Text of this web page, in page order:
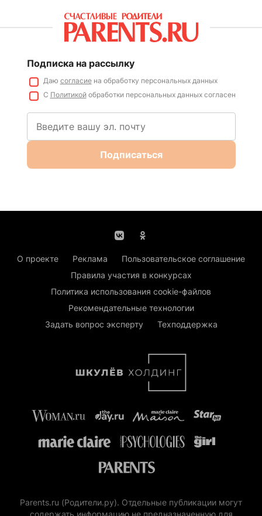
Подписка на рассылку
Даю согласиена обработку персональных данных
С Политикойобработки персональных данных согласен
Подписаться
О проекте Реклама
Пользовательское соглашение
Правила участия в конкурсах
Политика использования cookie-файлов
Рекомендательные технологии
Задать вопрос эксперту
Техподдержка
Parents.ru (Родители.ру). Отдельные публикации могут